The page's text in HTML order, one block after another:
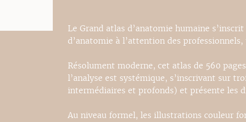
Le Grand atlas d’anatomie humaine
d’anatomie à l’attention des
Résolument moderne, cet atlas de 560
l’analyse est systémique, s’inscrivant sur
intermédiaires et profonds) et présente les
Au niveau formel, les illustrations couleur